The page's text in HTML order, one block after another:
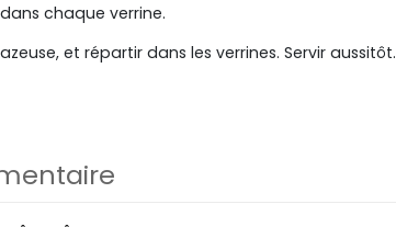
chaque verrine.
et répartir dans les verrines. Servir aussitôt.